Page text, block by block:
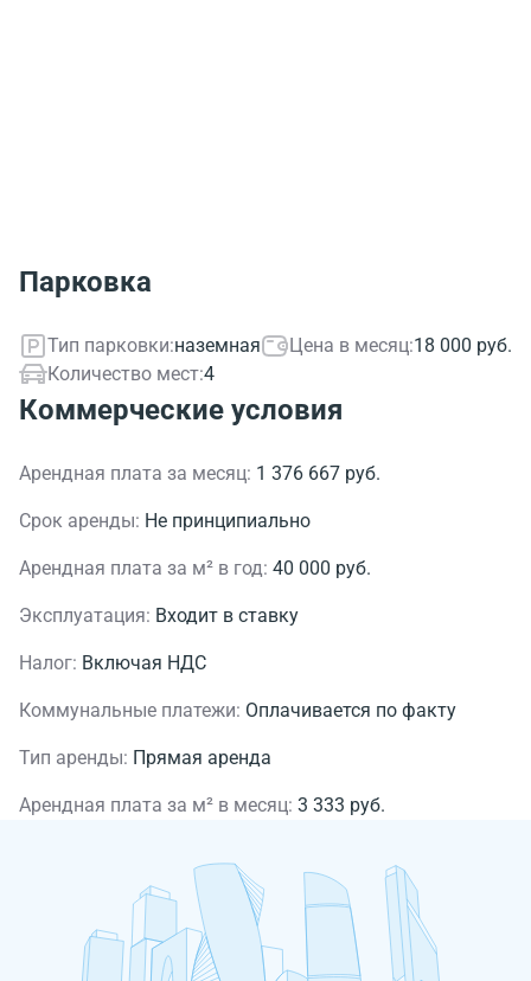
Парковка
Тип парковки:наземная Цена в месяц:18 000 руб.
Количество мест:4
Коммерческие условия
Арендная плата за месяц: 1 376 667 руб.
Срок аренды: Не принципиально
Арендная плата за м² в год: 40 000 руб.
Эксплуатация: Входит в ставку
Налог: Включая НДС
Коммунальные платежи: Оплачивается по факту
Тип аренды: Прямая аренда
Арендная плата за м² в месяц: 3 333 руб.